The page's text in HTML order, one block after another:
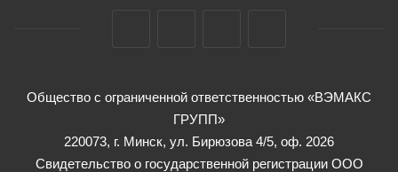
Общество с ограниченной ответственностью «ВЭМАКС
ГРУПП»
220073, г. Минск, ул. Бирюзова 4/5, оф. 2026
Свидетельство о государственной регистрации ООО